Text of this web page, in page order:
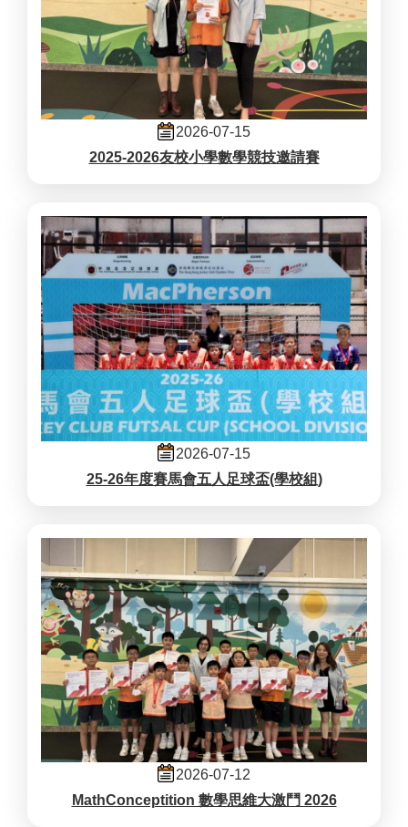
2026-07-15
2025-2026友校小學數學競技邀請賽
2026-07-15
25-26年度賽馬會五人足球盃(學校組)
2026-07-12
MathConceptition 數學思維大激鬥 2026